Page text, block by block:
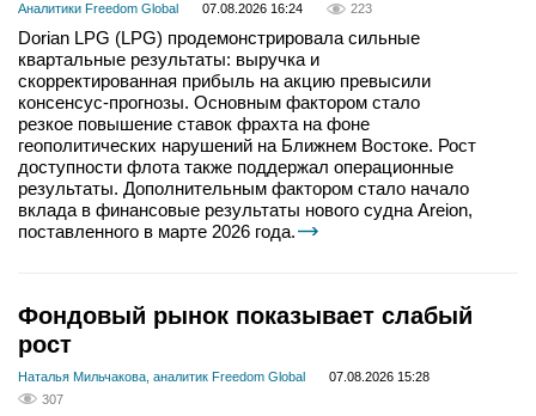
Аналитики Freedom Global 07.08.2026 16:24 223
Dorian LPG (LPG) продемонстрировала сильные
квартальные результаты: выручка и
скорректированная прибыль на акцию превысили
консенсус-прогнозы. Основным фактором стало
резкое повышение ставок фрахта на фоне
геополитических нарушений на Ближнем Востоке. Рост
доступности флота также поддержал операционные
результаты. Дополнительным фактором стало начало
вклада в финансовые результаты нового судна Areion,
поставленного в марте 2026 года.
Фондовый рынок показывает слабый
рост
Наталья Мильчакова, аналитик Freedom Global
07.08.2026 15:28
307